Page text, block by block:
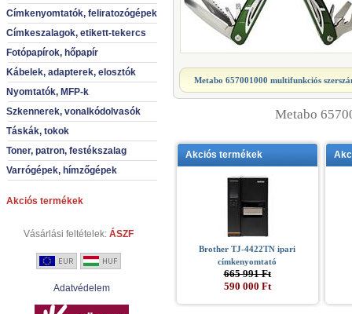
Címkenyomtatók, feliratozógépek
Címkeszalagok, etikett-tekercs
Fotópapírok, hőpapír
Kábelek, adapterek, elosztók
Nyomtatók, MFP-k
Szkennerek, vonalkódolvasók
Táskák, tokok
Toner, patron, festékszalag
Varrógépek, hímzőgépek
Akciós termékek
Vásárlási feltételek: ÁSZF
Adatvédelem
Metabo 657001000 multifunkciós
Metabo
Akciós termékek
Brother TJ-4422TN ipari
címkenyomtató
665 991 Ft
590 000 Ft